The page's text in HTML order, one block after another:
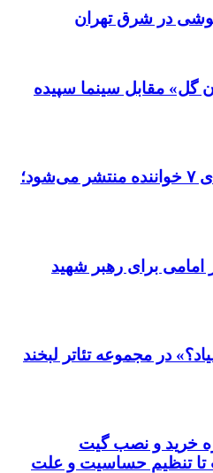
در شرق تهران
گل» مقابل سینما سپیده
آلبوم «بدرقه» با صدای ۷ خواننده منتشر می‌شود؛
برای رهبر شهید
در مجموعه تئاتر لبخند
خرید و نصب گیت
تا تنظیم حساسیت و علت